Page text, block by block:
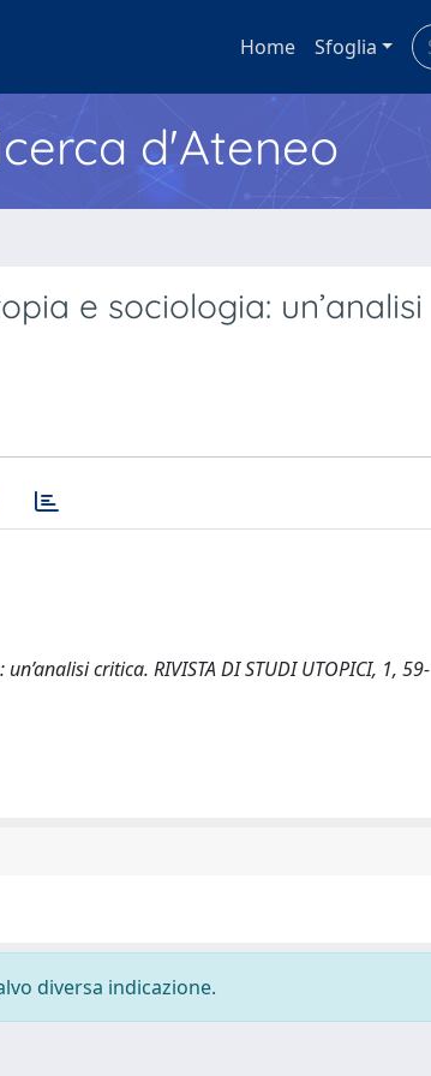
Home Sfoglia
d'Ateneo
e sociologia: un’analisi
critica. RIVISTA DI STUDI UTOPICI, 1, 59-
diversa indicazione.